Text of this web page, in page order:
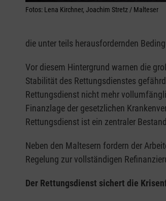
Fotos: Lena Kirchner, Joachim Stretz / Malteser
die unter teils herausfordernden
Vor diesem Hintergrund warnen die
Stabilität des Rettungsdienstes
Rettungsdienst nicht mehr
Finanzlage der gesetzlichen
Rettungsdienst ist ein zentraler
Neben den Maltesern fordern der
Regelung zur vollständigen
Der Rettungsdienst sichert die